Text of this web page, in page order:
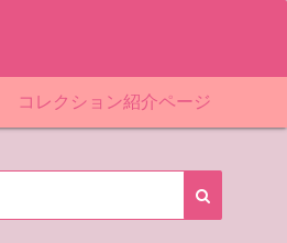
コレクション紹介ページ
「東北」道の駅スタンプ一覧